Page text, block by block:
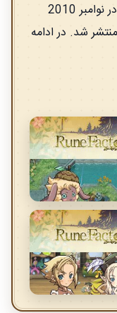
در ژاپن و یک سال بعد در نوامبر 2010
شد. در ادامه